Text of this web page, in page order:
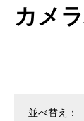
カメ
並べ替え：